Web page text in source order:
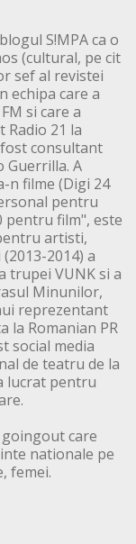
S!MPA ca o
(cultural, pe cit
sef al revistei
echipa care a
si care a
21 la
consultant
Guerrilla. A
n filme (Digi 24
pentru
pentru film", este
artisti,
2014) a
trupei VUNK si a
Minunilor,
reprezentant
la Romanian PR
social media
de teatru de la
lucrat pentru
care
nationale pe
femei.